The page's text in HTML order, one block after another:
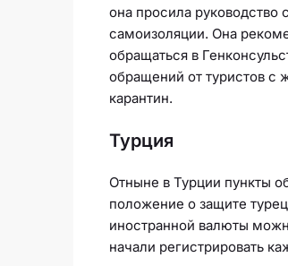
она просила руководство
самоизоляции. Она
обращаться в
обращений от туристов с
карантин.
Турция
Отныне в Турции пункты
положение о защите
иностранной валюты
начали регистрировать